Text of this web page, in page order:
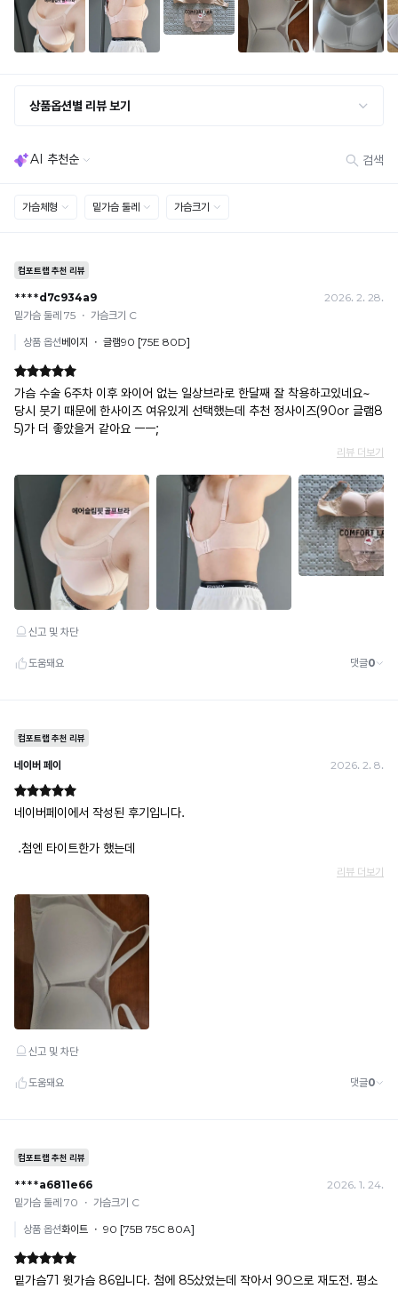
· 옵션 품절 우려가 있으므로 세트 구매 시 함께 반송 권장
· 단품 반송 후 품절 시 대체 상품 안내 / 추가 접수 시 배송비 발생 가능
교환·반품 불가
· 사이즈 허용 오차(약 1cm) / 실밥·미세 컬러 차이 등 대량생산 특성에 의한 사소한 차이
· 고객 부주의로 인한 변형·훼손·오염
[결제]
· 입금자명: ㈜컴포트랩 / 주문 후 3일 이내 입금 (기간 초과 시 자동 취소, 복구 불가)
· 금액·은행·계좌번호 오입력 시 송금 불가 → 정확히 확인 후 입금 / 문의: 1:1 채팅
휴대폰 결제
· 취소 가능: 결제한 당월 말일까지
예) 12/30 결제 → 12/31까지 취소 가능
쿠폰
· 일반 상품 구매 시에만 적용 가능
· 이벤트·1+1·세트·할인 적용 상품·ACC·프리미엄·다종구성 상품은 적용 불가
· 배송 준비 중이라도 송장 등록 후에는 주문 취소 불가
· 배송 중 미협의 반품 접수 시, 회수 완료 후 단순변심 반품으로 처리되어 배송비가 부과
됩니다.